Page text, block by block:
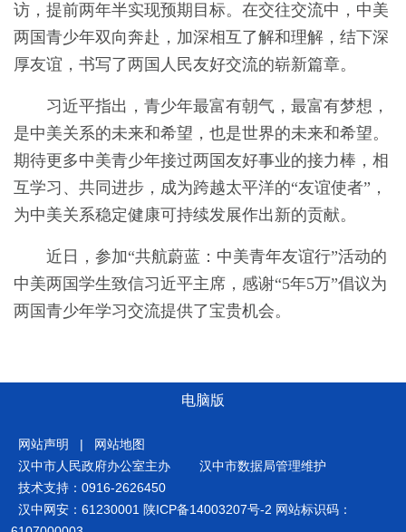
访，提前两年半实现预期目标。在交往交流中，中美
两国青少年双向奔赴，加深相互了解和理解，结下深
厚友谊，书写了两国人民友好交流的崭新篇章。
习近平指出，青少年最富有朝气，最富有梦想，
是中美关系的未来和希望，也是世界的未来和希望。
期待更多中美青少年接过两国友好事业的接力棒，相
互学习、共同进步，成为跨越太平洋的“友谊使者”，
为中美关系稳定健康可持续发展作出新的贡献。
近日，参加“共航蔚蓝：中美青年友谊行”活动的
中美两国学生致信习近平主席，感谢“5年5万”倡议为
两国青少年学习交流提供了宝贵机会。
电脑版
网站声明 |
网站地图
汉中市人民政府办公室主办
汉中市数据局管理维护
技术支持：0916-2626450
汉中网安：61230001 陕ICP备14003207号-2 网站标识码：